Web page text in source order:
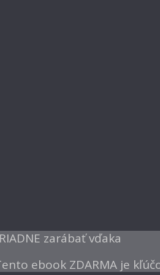
zarábať vďaka
ebook ZDARMA je